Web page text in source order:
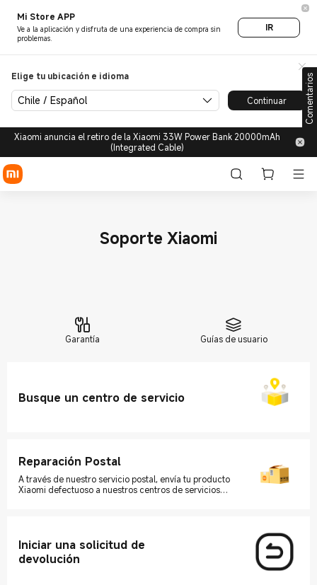
Mi Store APP
Ve a la aplicación y disfruta de una experiencia de compra sin
problemas.
IR
Elige tu ubicación e idioma
Chile / Español Continuar
Xiaomi anuncia el retiro de la Xiaomi 33W Power Bank 20000mAh
(Integrated Cable)
Soporte Xiaomi
Garantía Guías de usuario
Busque un centro de servicio
Reparación Postal
A través de nuestro servicio postal, envía tu producto
Xiaomi defectuoso a nuestros centros de servicios
Iniciar una solicitud de
devolución
Comentarios